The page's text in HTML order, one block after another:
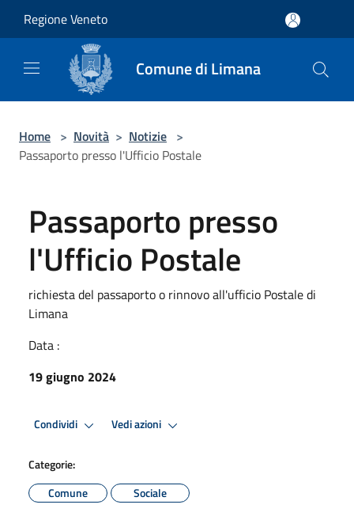
Regione Veneto
Comune di Limana
Home > Novità > Notizie >
Passaporto presso l'Ufficio Postale
Passaporto presso
l'Ufficio Postale
richiesta del passaporto o rinnovo all'ufficio Postale di
Limana
Data :
19 giugno 2024
Condividi Vedi azioni
Categorie:
Comune
Sociale